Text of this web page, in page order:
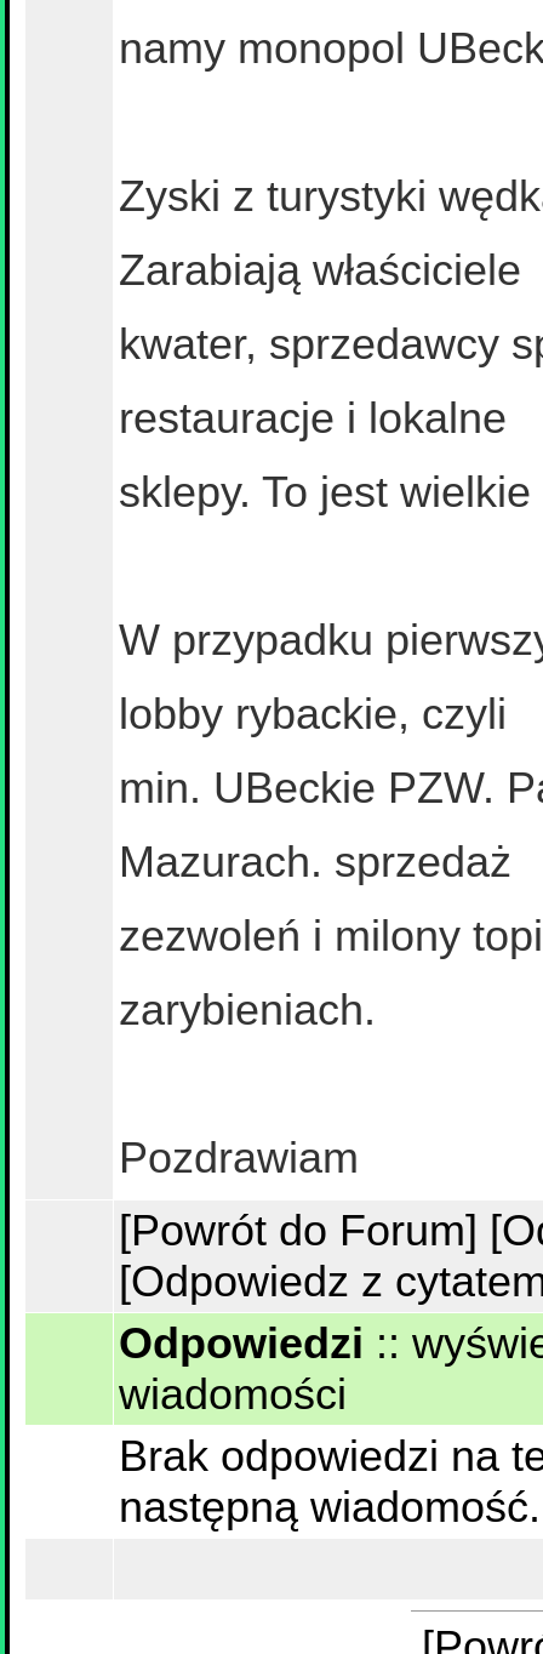
namy monopol
Zyski z turystyki
Zarabiają właściciele
kwater, sprzedawcy
restauracje i lokalne
sklepy. To jest
W przypadku
lobby rybackie, czyli
min. UBeckie PZW.
Mazurach. sprzedaż
zezwoleń i milony
zarybieniach.
Pozdrawiam
[Powrót do Forum]
[Odpowiedz z
Odpowiedzi ::
wiadomości
Brak odpowiedzi na
następną wiadomość.